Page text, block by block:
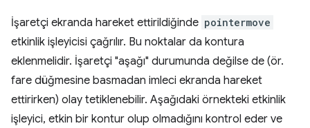
İşaretçi ekranda hareket ettirildiğinde pointermove
etkinlik işleyicisi çağrılır. Bu noktalar da kontura
eklenmelidir. İşaretçi "aşağı" durumunda değilse de (ör.
fare düğmesine basmadan imleci ekranda hareket
ettirirken) olay tetiklenebilir. Aşağıdaki örnekteki etkinlik
işleyici, etkin bir kontur olup olmadığını kontrol eder ve